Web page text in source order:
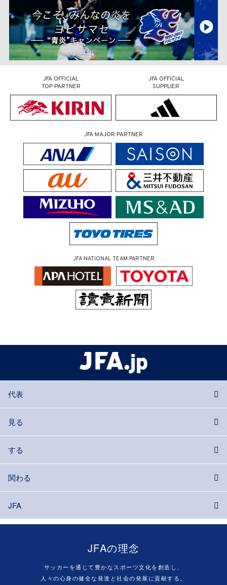
JFA OFFICIAL
TOP PARTNER
JFA OFFICIAL
SUPPLIER
JFA MAJOR PARTNER
JFA NATIONAL TEAM PARTNER
代表
見る
する
関わる
JFA
JFAの理念
サッカーを通じて豊かなスポーツ文化を創造し、
人々の心身の健全な発達と社会の発展に貢献する。